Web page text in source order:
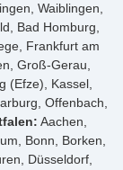
Waiblingen,
Bad Homburg,
Frankfurt am
Groß-Gerau,
(Efze), Kassel,
Offenbach,
Aachen,
Bonn, Borken,
Düsseldorf,